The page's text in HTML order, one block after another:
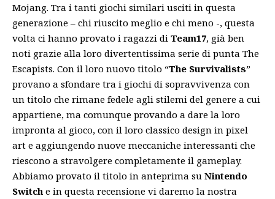
Mojang. Tra i tanti giochi similari usciti in questa
generazione – chi riuscito meglio e chi meno -, questa
volta ci hanno provato i ragazzi di Team17, già ben
noti grazie alla loro divertentissima serie di punta The
Escapists. Con il loro nuovo titolo “The Survivalists”
provano a sfondare tra i giochi di sopravvivenza con
un titolo che rimane fedele agli stilemi del genere a cui
appartiene, ma comunque provando a dare la loro
impronta al gioco, con il loro classico design in pixel
art e aggiungendo nuove meccaniche interessanti che
riescono a stravolgere completamente il gameplay.
Abbiamo provato il titolo in anteprima su Nintendo
Switch e in questa recensione vi daremo la nostra